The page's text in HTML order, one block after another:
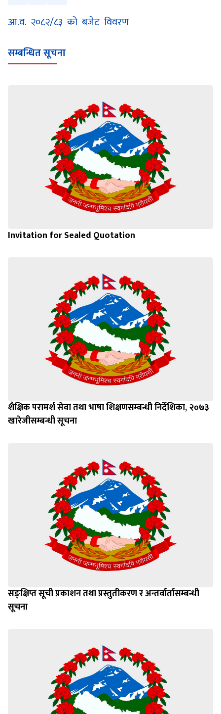
आ.व. २०८२/८३ को बजेट विवरण
सम्बन्धित सूचना
Invitation for Sealed Quotation
शैक्षिक परामर्श सेवा तथा भाषा शिक्षणसम्बन्धी निर्देशिका, २०७३
खारेजीसम्बन्धी सूचना
सङ्क्षिप्त सूची प्रकाशन तथा प्रस्तुतीकरण र अन्तर्वार्तासम्बन्धी
सूचना